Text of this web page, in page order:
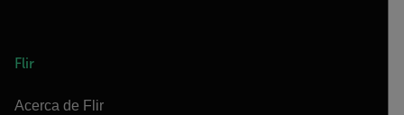
Flir
Acerca de Flir